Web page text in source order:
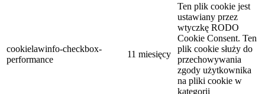
cookielawinfo-checkbox-
performance
11 miesięcy
Ten plik cookie jest
ustawiany przez
wtyczkę RODO
Cookie Consent. Ten
plik cookie służy do
przechowywania
zgody użytkownika
na pliki cookie w
kategorii